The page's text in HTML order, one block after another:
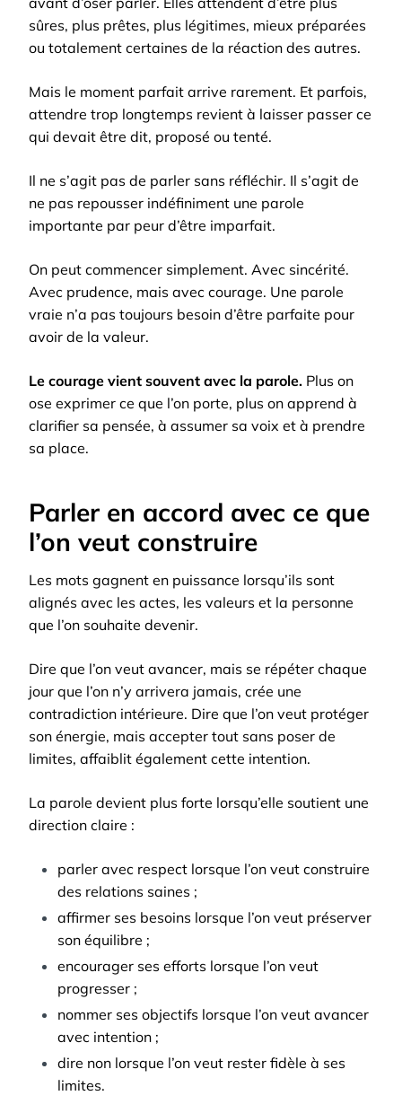
sûres, plus prêtes, plus légitimes, mieux préparées
ou totalement certaines de la réaction des autres.
Mais le moment parfait arrive rarement. Et parfois,
attendre trop longtemps revient à laisser passer ce
qui devait être dit, proposé ou tenté.
Il ne s’agit pas de parler sans réfléchir. Il s’agit de
ne pas repousser indéfiniment une parole
importante par peur d’être imparfait.
On peut commencer simplement. Avec sincérité.
Avec prudence, mais avec courage. Une parole
vraie n’a pas toujours besoin d’être parfaite pour
avoir de la valeur.
Le courage vient souvent avec la parole. Plus on
ose exprimer ce que l’on porte, plus on apprend à
clarifier sa pensée, à assumer sa voix et à prendre
sa place.
Parler en accord avec ce que
l’on veut construire
Les mots gagnent en puissance lorsqu’ils sont
alignés avec les actes, les valeurs et la personne
que l’on souhaite devenir.
Dire que l’on veut avancer, mais se répéter chaque
jour que l’on n’y arrivera jamais, crée une
contradiction intérieure. Dire que l’on veut protéger
son énergie, mais accepter tout sans poser de
limites, affaiblit également cette intention.
La parole devient plus forte lorsqu’elle soutient une
direction claire :
parler avec respect lorsque l’on veut construire
des relations saines ;
affirmer ses besoins lorsque l’on veut préserver
son équilibre ;
encourager ses efforts lorsque l’on veut
progresser ;
nommer ses objectifs lorsque l’on veut avancer
avec intention ;
dire non lorsque l’on veut rester fidèle à ses
limites.